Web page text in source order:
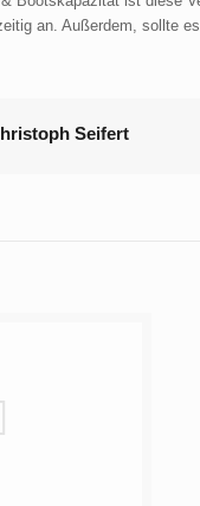
an. Außerdem, sollte
Seifert